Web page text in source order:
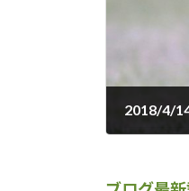
2018/4/